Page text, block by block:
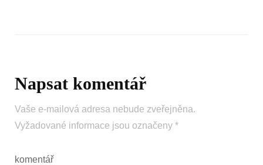
Napsat komentář
Vaše e-mailová adresa nebude zveřejněna.
Vyžadované informace jsou označeny *
komentář